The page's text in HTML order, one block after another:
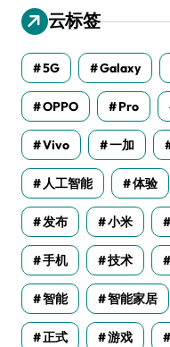
云标签
5G Galaxy
OPPO Pro
Vivo 一加
人工智能 体验
发布 小米
手机 技术
智能 智能家居
正式 游戏